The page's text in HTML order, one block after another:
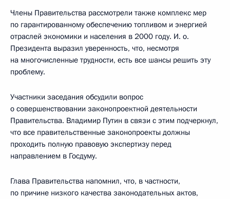
Члены Правительства рассмотрели также комплекс мер
по гарантированному обеспечению топливом и энергией
отраслей экономики и населения в 2000 году. И. о.
Президента выразил уверенность, что, несмотря
на многочисленные трудности, есть все шансы решить эту
проблему.
Участники заседания обсудили вопрос
о совершенствовании законопроектной деятельности
Правительства. Владимир Путин в связи с этим подчеркнул,
что все правительственные законопроекты должны
проходить полную правовую экспертизу перед
направлением в Госдуму.
Глава Правительства напомнил, что, в частности,
по причине низкого качества законодательных актов,